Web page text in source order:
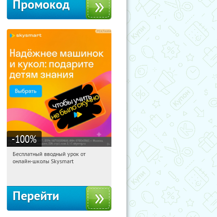
Промокод
-100%
12:27:04
Получи первым!
Бесплатный вводный урок от
онлайн-школы Skysmart
Перейти